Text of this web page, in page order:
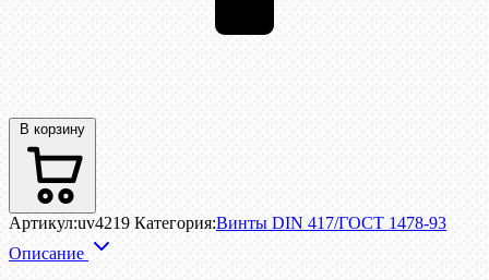
В корзину
Артикул:uv4219 Категория:Винты DIN 417/ГОСТ 1478-93
Описание